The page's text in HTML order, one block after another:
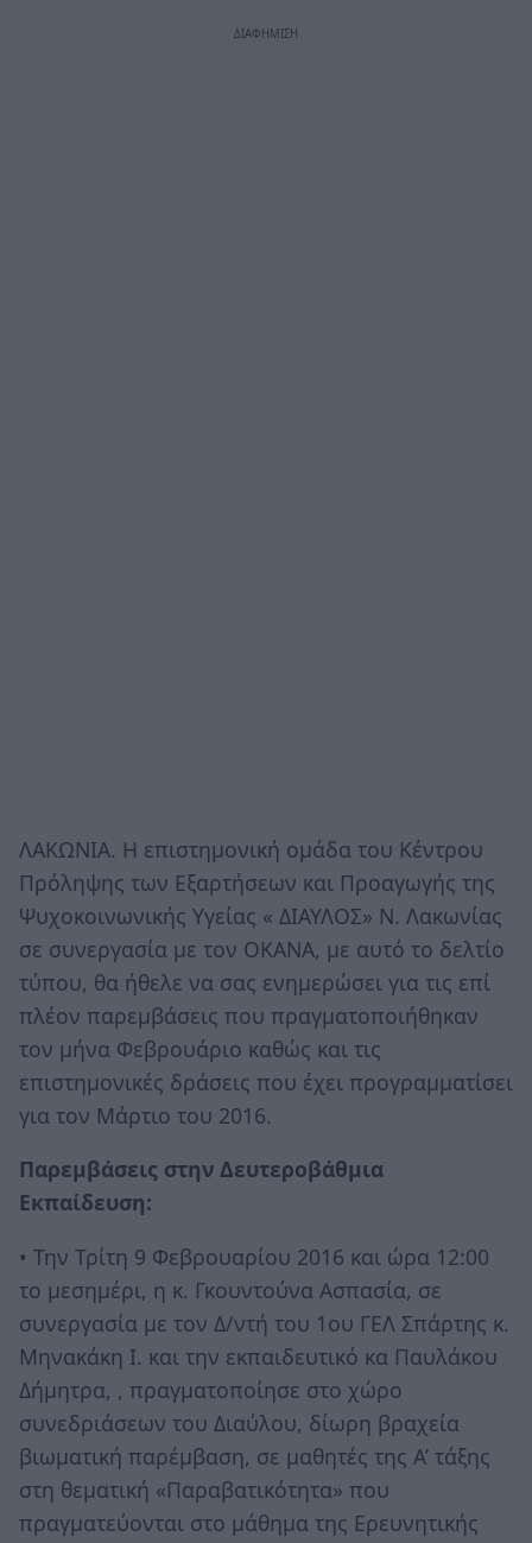
ΛΑΚΩΝΙΑ. Η επιστημονική ομάδα του Κέντρου
Πρόληψης των Εξαρτήσεων και Προαγωγής της
Ψυχοκοινωνικής Υγείας « ΔΙΑΥΛΟΣ» Ν. Λακωνίας
σε συνεργασία με τον ΟΚΑΝΑ, με αυτό το δελτίο
τύπου, θα ήθελε να σας ενημερώσει για τις επί
πλέον παρεμβάσεις που πραγματοποιήθηκαν
τον μήνα Φεβρουάριο καθώς και τις
επιστημονικές δράσεις που έχει προγραμματίσει
για τον Μάρτιο του 2016.
Παρεμβάσεις στην Δευτεροβάθμια
Εκπαίδευση:
• Την Τρίτη 9 Φεβρουαρίου 2016 και ώρα 12:00
το μεσημέρι, η κ. Γκουντούνα Ασπασία, σε
συνεργασία με τον Δ/ντή του 1ου ΓΕΛ Σπάρτης κ.
Μηνακάκη Ι. και την εκπαιδευτικό κα Παυλάκου
Δήμητρα, , πραγματοποίησε στο χώρο
συνεδριάσεων του Διαύλου, δίωρη βραχεία
βιωματική παρέμβαση, σε μαθητές της Α’ τάξης
στη θεματική «Παραβατικότητα» που
πραγματεύονται στο μάθημα της Ερευνητικής